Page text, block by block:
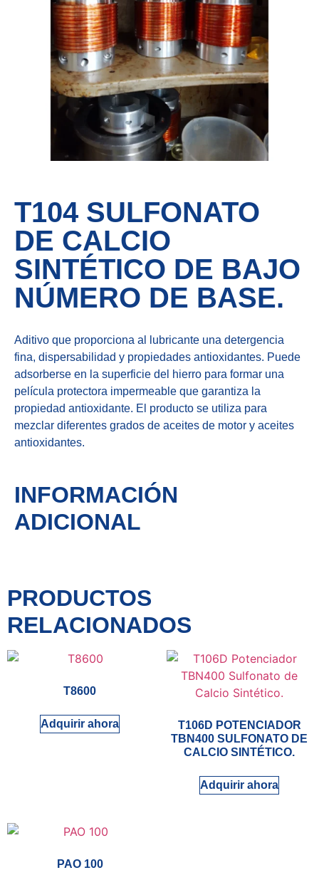
T104 SULFONATO
DE CALCIO
SINTÉTICO DE BAJO
NÚMERO DE BASE.
Aditivo que proporciona al lubricante una detergencia
fina, dispersabilidad y propiedades antioxidantes. Puede
adsorberse en la superficie del hierro para formar una
película protectora impermeable que garantiza la
propiedad antioxidante. El producto se utiliza para
mezclar diferentes grados de aceites de motor y aceites
antioxidantes.
INFORMACIÓN
ADICIONAL
PRODUCTOS
RELACIONADOS
T8600
Adquirir ahora
T106D POTENCIADOR
TBN400 SULFONATO DE
CALCIO SINTÉTICO.
Adquirir ahora
PAO 100